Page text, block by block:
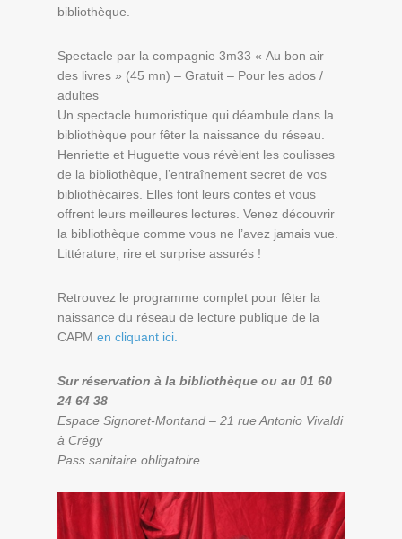
bibliothèque.
Spectacle par la compagnie 3m33 « Au bon air
des livres » (45 mn) – Gratuit – Pour les ados /
adultes
Un spectacle humoristique qui déambule dans la
bibliothèque pour fêter la naissance du réseau.
Henriette et Huguette vous révèlent les coulisses
de la bibliothèque, l’entraînement secret de vos
bibliothécaires. Elles font leurs contes et vous
offrent leurs meilleures lectures. Venez découvrir
la bibliothèque comme vous ne l’avez jamais vue.
Littérature, rire et surprise assurés !
Retrouvez le programme complet pour fêter la
naissance du réseau de lecture publique de la
CAPM en cliquant ici.
Sur réservation à la bibliothèque ou au 01 60
24 64 38
Espace Signoret-Montand – 21 rue Antonio Vivaldi
à Crégy
Pass sanitaire obligatoire